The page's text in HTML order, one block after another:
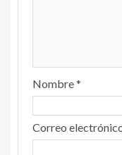
Nombre*
Correo